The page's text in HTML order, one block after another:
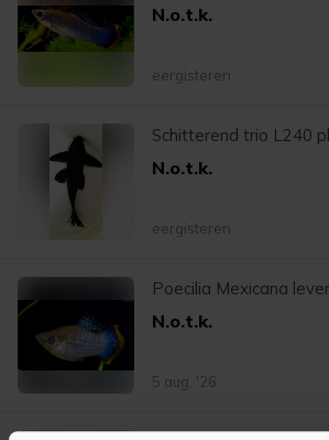
N.o.t.k.
eergisteren
Schitterend trio L240
N.o.t.k.
eergisteren
Poecilia Mexicana
N.o.t.k.
5 aug. '26